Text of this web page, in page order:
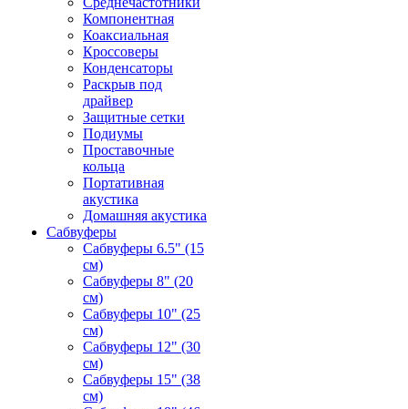
Компонентная
Коаксиальная
Кроссоверы
Конденсаторы
Раскрыв под
драйвер
Защитные сетки
Подиумы
Проставочные
кольца
Портативная
акустика
Домашняя акустика
Сабвуферы
Сабвуферы 6.5" (15
см)
Сабвуферы 8" (20
см)
Сабвуферы 10" (25
см)
Сабвуферы 12" (30
см)
Сабвуферы 15" (38
см)